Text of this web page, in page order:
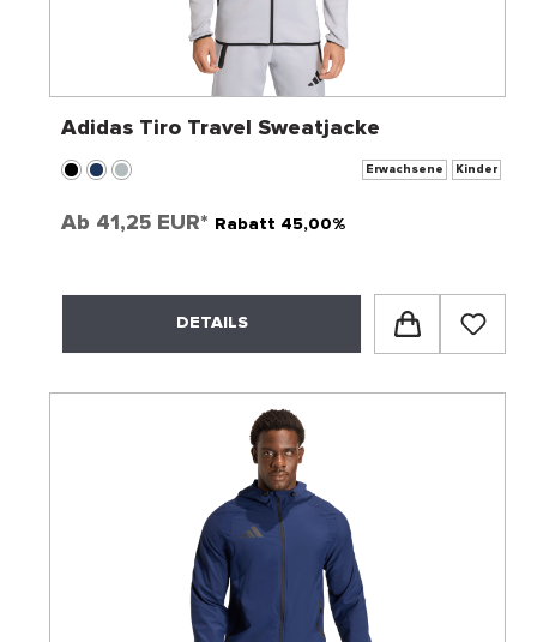
Adidas Tiro Travel Sweatjacke
Erwachsene Kinder
Ab 41,25 EUR* Rabatt 45,00%
DETAILS